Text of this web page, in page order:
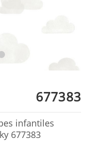
677383
infantiles
677383